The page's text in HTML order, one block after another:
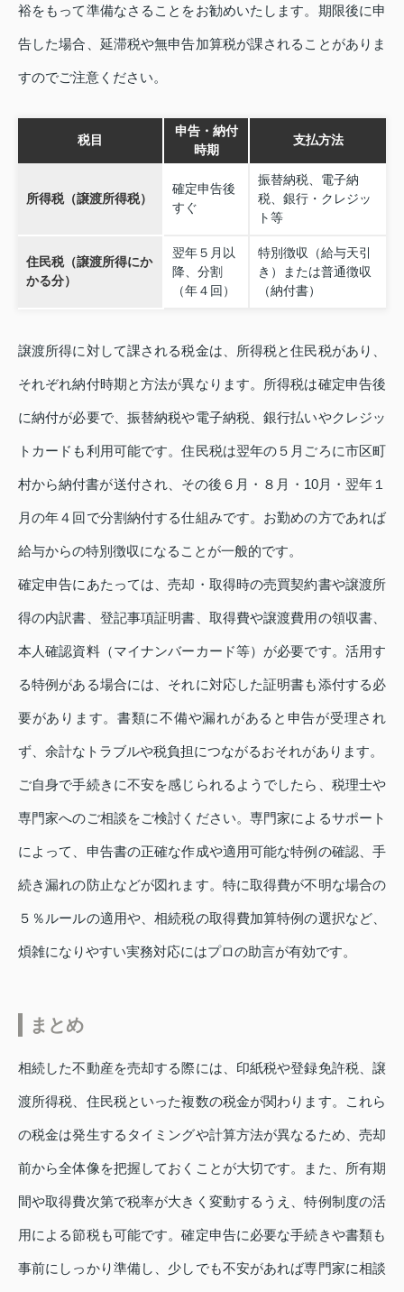
裕をもって準備なさることをお勧めいたします。期限後に申
告した場合、延滞税や無申告加算税が課されることがありま
すのでご注意ください。
税目
申告・納付
時期
支払方法
所得税（譲渡所得税）
確定申告後
すぐ
振替納税、電子納
税、銀行・クレジッ
ト等
住民税（譲渡所得にか
かる分）
翌年５月以
降、分割
（年４回）
特別徴収（給与天引
き）または普通徴収
（納付書）
譲渡所得に対して課される税金は、所得税と住民税があり、
それぞれ納付時期と方法が異なります。所得税は確定申告後
に納付が必要で、振替納税や電子納税、銀行払いやクレジッ
トカードも利用可能です。住民税は翌年の５月ごろに市区町
村から納付書が送付され、その後６月・８月・10月・翌年１
月の年４回で分割納付する仕組みです。お勤めの方であれば
給与からの特別徴収になることが一般的です。
確定申告にあたっては、売却・取得時の売買契約書や譲渡所
得の内訳書、登記事項証明書、取得費や譲渡費用の領収書、
本人確認資料（マイナンバーカード等）が必要です。活用す
る特例がある場合には、それに対応した証明書も添付する必
要があります。書類に不備や漏れがあると申告が受理され
ず、余計なトラブルや税負担につながるおそれがあります。
ご自身で手続きに不安を感じられるようでしたら、税理士や
専門家へのご相談をご検討ください。専門家によるサポート
によって、申告書の正確な作成や適用可能な特例の確認、手
続き漏れの防止などが図れます。特に取得費が不明な場合の
５％ルールの適用や、相続税の取得費加算特例の選択など、
煩雑になりやすい実務対応にはプロの助言が有効です。
まとめ
相続した不動産を売却する際には、印紙税や登録免許税、譲
渡所得税、住民税といった複数の税金が関わります。これら
の税金は発生するタイミングや計算方法が異なるため、売却
前から全体像を把握しておくことが大切です。また、所有期
間や取得費次第で税率が大きく変動するうえ、特例制度の活
用による節税も可能です。確定申告に必要な手続きや書類も
事前にしっかり準備し、少しでも不安があれば専門家に相談